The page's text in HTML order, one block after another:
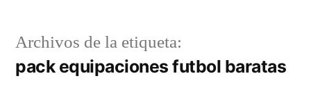
Archivos de la etiqueta:
pack equipaciones futbol baratas